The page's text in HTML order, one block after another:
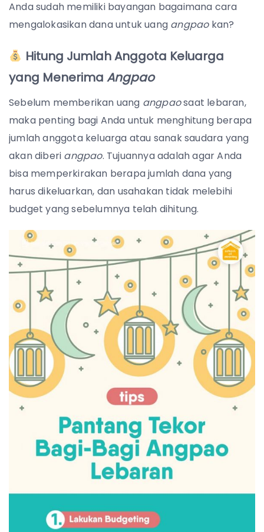
Anda sudah memiliki bayangan bagaimana cara
mengalokasikan dana untuk uang angpaokan?
Hitung Jumlah Anggota Keluarga
yang Menerima Angpao
Sebelum memberikan uang angpaosaat lebaran,
maka penting bagi Anda untuk menghitung berapa
jumlah anggota keluarga atau sanak saudara yang
akan diberi angpao. Tujuannya adalah agar Anda
bisa memperkirakan berapa jumlah dana yang
harus dikeluarkan, dan usahakan tidak melebihi
budget yang sebelumnya telah dihitung.